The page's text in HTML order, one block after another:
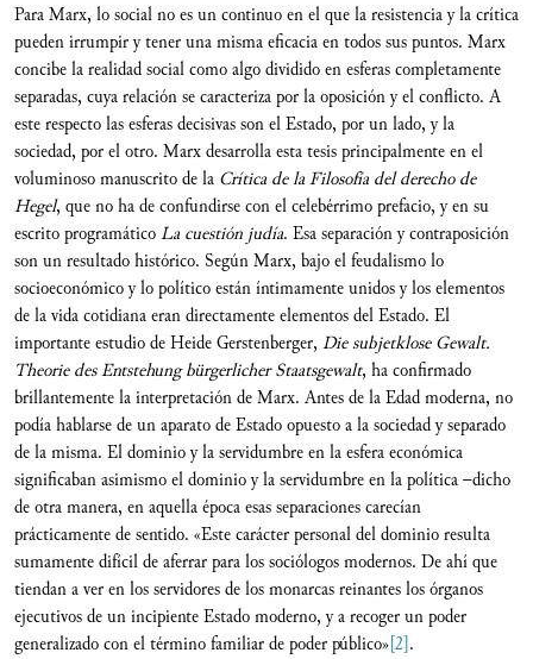
Para Marx, lo social no es un continuo en el que la resistencia y la crítica
pueden irrumpir y tener una misma eficacia en todos sus puntos. Marx
concibe la realidad social como algo dividido en esferas completamente
separadas, cuya relación se caracteriza por la oposición y el conflicto. A
este respecto las esferas decisivas son el Estado, por un lado, y la
sociedad, por el otro. Marx desarrolla esta tesis principalmente en el
voluminoso manuscrito de la Crítica de la Filosofía del derecho de
Hegel, que no ha de confundirse con el celebérrimo prefacio, y en su
escrito programáticoLa cuestión judía. Esa separación y contraposición
son un resultado histórico. Según Marx, bajo el feudalismo lo
socioeconómico y lo político están íntimamente unidos y los elementos
de la vida cotidiana eran directamente elementos del Estado. El
importante estudio de Heide Gerstenberger, Die subjetklose Gewalt.
Theorie des Entstehung bürgerlicher Staatsgewalt, ha confirmado
brillantemente la interpretación de Marx. Antes de la Edad moderna, no
podía hablarse de un aparato de Estado opuesto a la sociedad y separado
de la misma. El dominio y la servidumbre en la esfera económica
significaban asimismo el dominio y la servidumbre en la política –dicho
de otra manera, en aquella época esas separaciones carecían
prácticamente de sentido. «Este carácter personal del dominio resulta
sumamente difícil de aferrar para los sociólogos modernos. De ahí que
tiendan a ver en los servidores de los monarcas reinantes los órganos
ejecutivos de un incipiente Estado moderno, y a recoger un poder
generalizado con el término familiar de poder público»[2].